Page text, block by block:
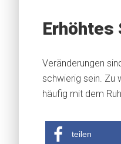
Veränderungen
schwierig sein. Zu
häufig mit dem
teilen